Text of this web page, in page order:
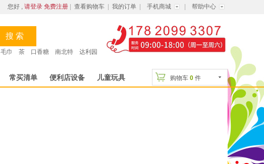
查看购物车 我的订单 手机商城 帮助中心
您好 , 请登录 免费注册
搜 索
毛巾 茶 口香糖 南北特 达利园
常买清单 便利店设备 儿童玩具 购物车 0 件